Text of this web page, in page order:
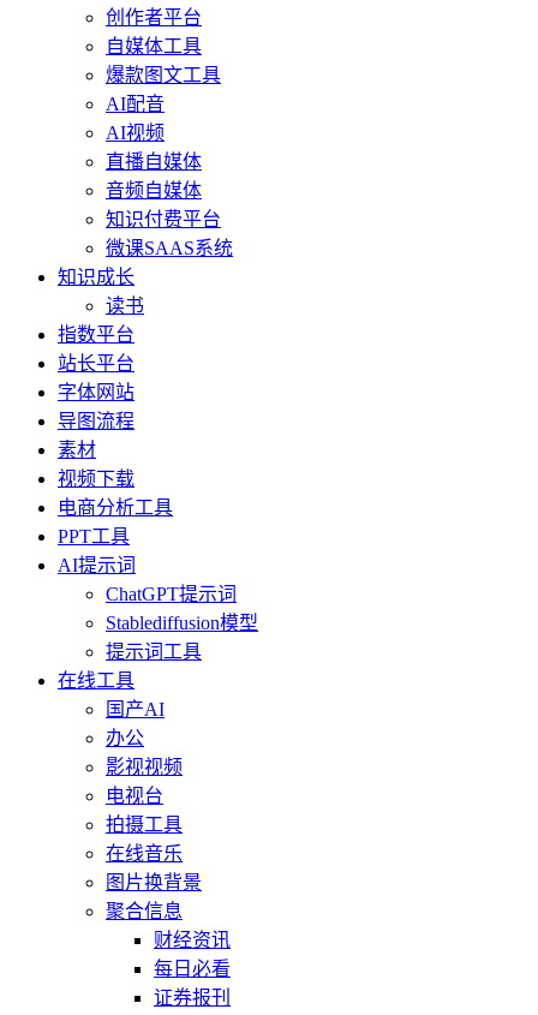
创作者平台
自媒体工具
爆款图文工具
AI配音
AI视频
直播自媒体
音频自媒体
知识付费平台
微课SAAS系统
知识成长
读书
指数平台
站长平台
字体网站
导图流程
素材
视频下载
电商分析工具
PPT工具
AI提示词
ChatGPT提示词
Stablediffusion模型
提示词工具
在线工具
国产AI
办公
影视视频
电视台
拍摄工具
在线音乐
图片换背景
聚合信息
财经资讯
每日必看
证券报刊